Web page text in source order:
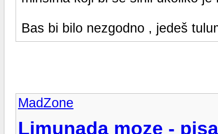
Bas bi bilo nezgodno , jedeš
MadZone
Limunada moze -